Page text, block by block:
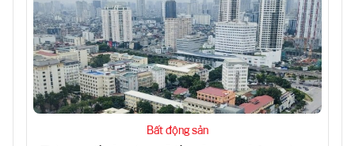
Bất động sản